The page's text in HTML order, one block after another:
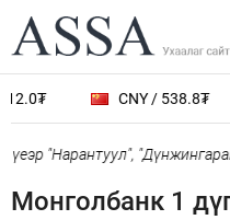
CNY / 538.8₮
"Нарантуул",
Монголбанк 1